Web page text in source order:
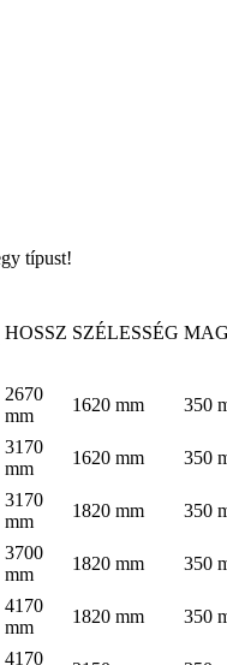
típust!
HOSSZ SZÉLESSÉG
2670
mm
1620 mm 350
3170
mm
1620 mm 350
3170
mm
1820 mm 350
3700
mm
1820 mm 350
4170
mm
1820 mm 350
4170